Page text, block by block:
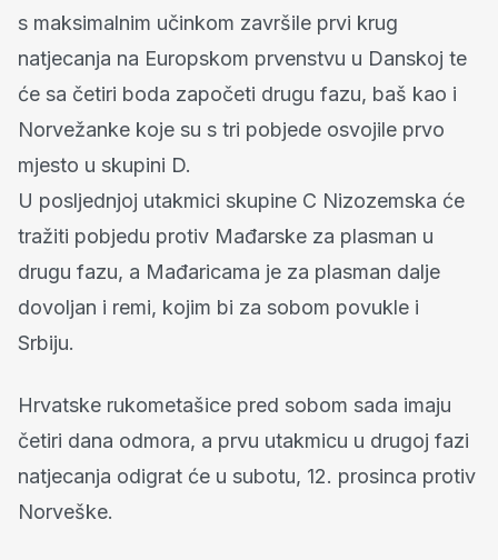
s maksimalnim učinkom završile prvi krug
natjecanja na Europskom prvenstvu u Danskoj te
će sa četiri boda započeti drugu fazu, baš kao i
Norvežanke koje su s tri pobjede osvojile prvo
mjesto u skupini D.
U posljednjoj utakmici skupine C Nizozemska će
tražiti pobjedu protiv Mađarske za plasman u
drugu fazu, a Mađaricama je za plasman dalje
dovoljan i remi, kojim bi za sobom povukle i
Srbiju.
Hrvatske rukometašice pred sobom sada imaju
četiri dana odmora, a prvu utakmicu u drugoj fazi
natjecanja odigrat će u subotu, 12. prosinca protiv
Norveške.